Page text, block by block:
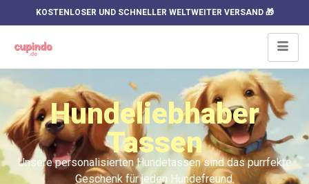
KOSTENLOSER UND SCHNELLER WELTWEITER VERSAND 🎁
Hundeliebhaber
Tassen
Unsere personalisierten Hundetassen sind das purrfekte
Geschenk für jeden Hundefreund.